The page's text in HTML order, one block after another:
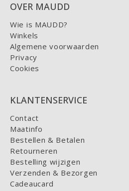
OVER MAUDD
Wie is MAUDD?
Winkels
Algemene voorwaarden
Privacy
Cookies
KLANTENSERVICE
Contact
Maatinfo
Bestellen & Betalen
Retourneren
Bestelling wijzigen
Verzenden & Bezorgen
Cadeaucard